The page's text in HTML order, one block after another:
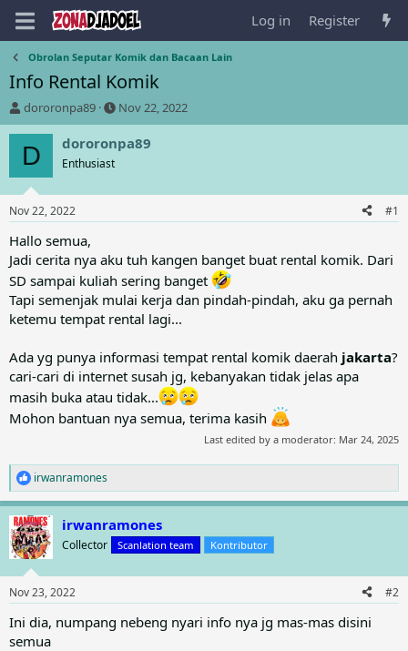
Log in Register
Obrolan Seputar Komik dan Bacaan Lain
Info Rental Komik
T
h
r
d
s
t
a
r
t
e
r
dororonpa89
S
t
a
r
t
Nov 22, 2022
D dororonpa89
Enthusiast
Nov 22, 2022 #1
Hallo semua,
Jadi cerita nya aku tuh kangen banget buat rental komik. Dari
SD sampai kuliah sering banget
Tapi semenjak mulai kerja dan pindah-pindah, aku ga pernah
ketemu tempat rental lagi...
Ada yg punya informasi tempat rental komik daerah jakarta?
cari-cari di internet susah jg, kebanyakan tidak jelas apa
masih buka atau tidak...
Mohon bantuan nya semua, terima kasih
Last edited by a moderator: Mar 24, 2025
R
e
a
c
t
i
n
s
irwanramones
irwanramones
Collector Scanlation team Kontributor
Nov 23, 2022 #2
Ini dia, numpang nebeng nyari info nya jg mas-mas disini
semua